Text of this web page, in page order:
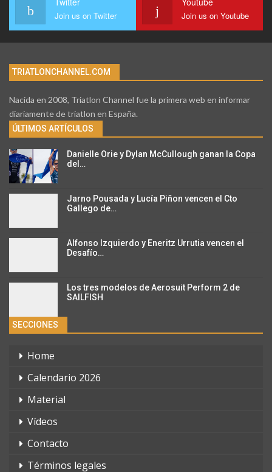
Join us on Twitter Join us on Youtube
TRIATLONCHANNEL.COM
Nacida en 2008, Triatlon Channel fue la primera web en informar
diariamente de triatlon en España.
ÚLTIMOS ARTÍCULOS
Danielle Orie y Dylan McCullough ganan la Copa
del…
Jarno Pousada y Lucía Piñon vencen el Cto
Gallego de…
Alfonso Izquierdo y Eneritz Urrutia vencen el
Desafío…
Los tres modelos de Aerosuit Perform 2 de
SAILFISH
SECCIONES
Home
Calendario 2026
Material
Vídeos
Contacto
Términos legales